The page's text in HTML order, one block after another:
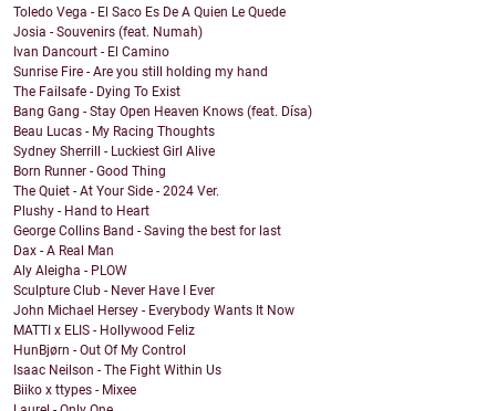
Toledo Vega - El Saco Es De A Quien Le Quede
Josia - Souvenirs (feat. Numah)
Ivan Dancourt - El Camino
Sunrise Fire - Are you still holding my hand
The Failsafe - Dying To Exist
Bang Gang - Stay Open Heaven Knows (feat. Dísa)
Beau Lucas - My Racing Thoughts
Sydney Sherrill - Luckiest Girl Alive
Born Runner - Good Thing
The Quiet - At Your Side - 2024 Ver.
Plushy - Hand to Heart
George Collins Band - Saving the best for last
Dax - A Real Man
Aly Aleigha - PLOW
Sculpture Club - Never Have I Ever
John Michael Hersey - Everybody Wants It Now
MATTI x ELIS - Hollywood Feliz
HunBjørn - Out Of My Control
Isaac Neilson - The Fight Within Us
Biiko x ttypes - Mixee